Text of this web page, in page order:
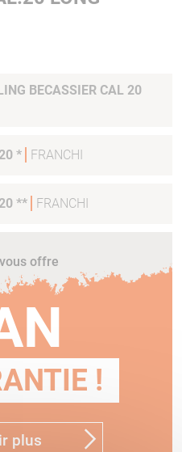
BECASSIER CAL 20
* FRANCHI
** FRANCHI
offre
!
plus